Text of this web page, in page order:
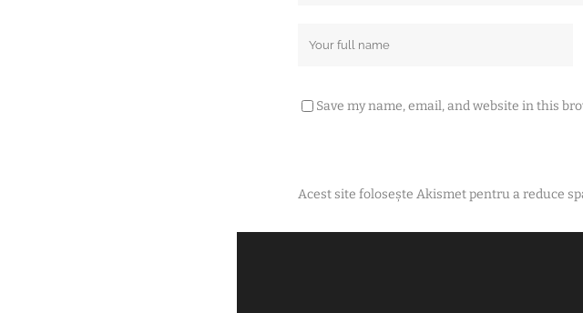
Save my name, email, and website in this
Acest site folosește Akismet pentru a reduce